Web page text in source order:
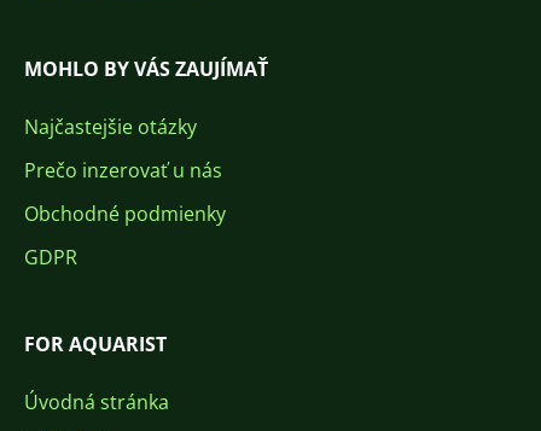
MOHLO BY VÁS ZAUJÍMAŤ
Najčastejšie otázky
Prečo inzerovať u nás
Obchodné podmienky
GDPR
FOR AQUARIST
Úvodná stránka